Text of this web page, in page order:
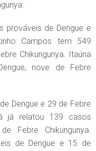
prováveis de Dengue e
Campos tem 549
Chikungunya. Itaúna
nove de Febre
Dengue e 29 de Febre
já relatou 139 casos
Febre Chikungunya.
de Dengue e 15 de